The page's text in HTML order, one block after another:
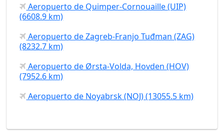
Aeropuerto de Quimper-Cornouaille (UIP)
(6608.9 km)
Aeropuerto de Zagreb-Franjo Tuđman (ZAG)
(8232.7 km)
Aeropuerto de Ørsta-Volda, Hovden (HOV)
(7952.6 km)
Aeropuerto de Noyabrsk (NOJ) (13055.5 km)